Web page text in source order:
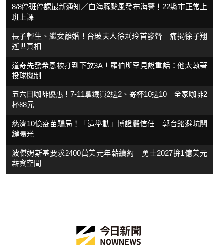
8/8停班停課最新通知／白海豚颱風發布海警！22縣市正常上
班上課
長子輕生、繼女離婚！台玻夫人徐莉玲首發聲 痛揭徐子翔
逝世真相
道奇先發希恩被打到下放3A！羅伯斯罕見說重話：他太執著
投球機制
五六日咖啡優惠！7-11拿鐵買2送2、寄杯10送10 全家咖啡2
杯88元
慈濟10億疫苗騙局！「這舉動」博證嚴信任 郭台銘避坑關
鍵曝光
波傑姆斯基要求2400萬美元年薪續約 勇士2027拚1億美元
薪資空間